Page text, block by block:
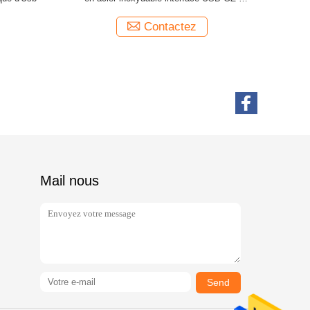
Contactez
Mail nous
Send